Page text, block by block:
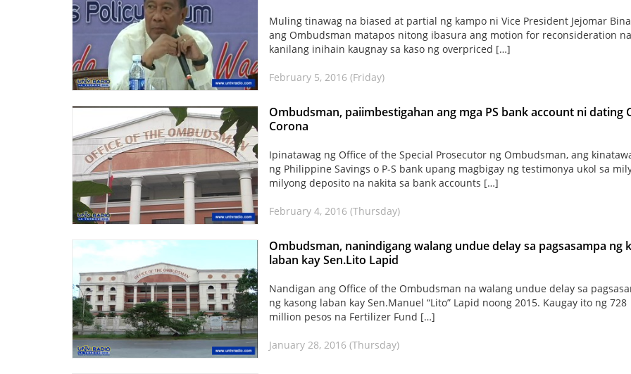
Muling tinawag na biased at partial ng kampo ni Vice President Jejomar
ang Ombudsman matapos nitong ibasura ang motion for reconsideration na
kanilang inihain kaugnay sa kaso ng overpriced […]
February 5, 2016 (Friday)
Ombudsman, paiimbestigahan ang mga PS bank account ni dating
Corona
Ipinatawag ng Office of the Special Prosecutor ng Ombudsman, ang
ng Philippine Savings o P-S bank upang magbigay ng testimonya ukol sa
milyong deposito na nakita sa bank accounts […]
February 4, 2016 (Thursday)
Ombudsman, nanindigang walang undue delay sa pagsasampa ng
laban kay Sen.Lito Lapid
Nandigan ang Office of the Ombudsman na walang undue delay sa
ng kasong laban kay Sen.Manuel “Lito” Lapid noong 2015. Kaugay ito ng 728
million pesos na Fertilizer Fund […]
January 28, 2016 (Thursday)